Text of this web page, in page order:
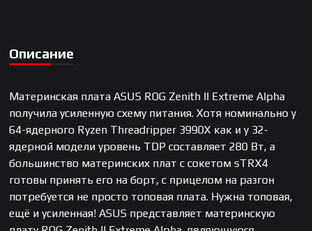
Описание
Материнская плата ASUS ROG Zenith II Extreme Alpha
получила усиленную схему питания. Хотя номинально у
64-ядерного Ryzen Threadripper 3990X как и у 32-
ядерной модели уровень TDP составляет 280 Вт, а
большинство материнских плат с сокетом sTRX4
готовы принять его на борт, с прицелом на разгон
потребуется не просто топовая плата. Нужна топовая,
ещё и усиленная! ASUS представляет материнскую